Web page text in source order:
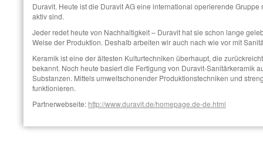
Duravit. Heute ist die Duravit AG eine international operierende
aktiv sind.
Jeder redet heute von Nachhaltigkeit – Duravit hat sie schon lange
Weise der Produktion. Deshalb arbeiten wir auch nach wie vor mit
Keramik ist eine der ältesten Kulturtechniken überhaupt, die
bekannt. Noch heute basiert die Fertigung von Duravit-Sanitärkeramik
Substanzen. Mittels umweltschonender Produktionstechniken und
funktionieren.
Partnerwebseite: http://www.duravit.de/homepage.de-de.html